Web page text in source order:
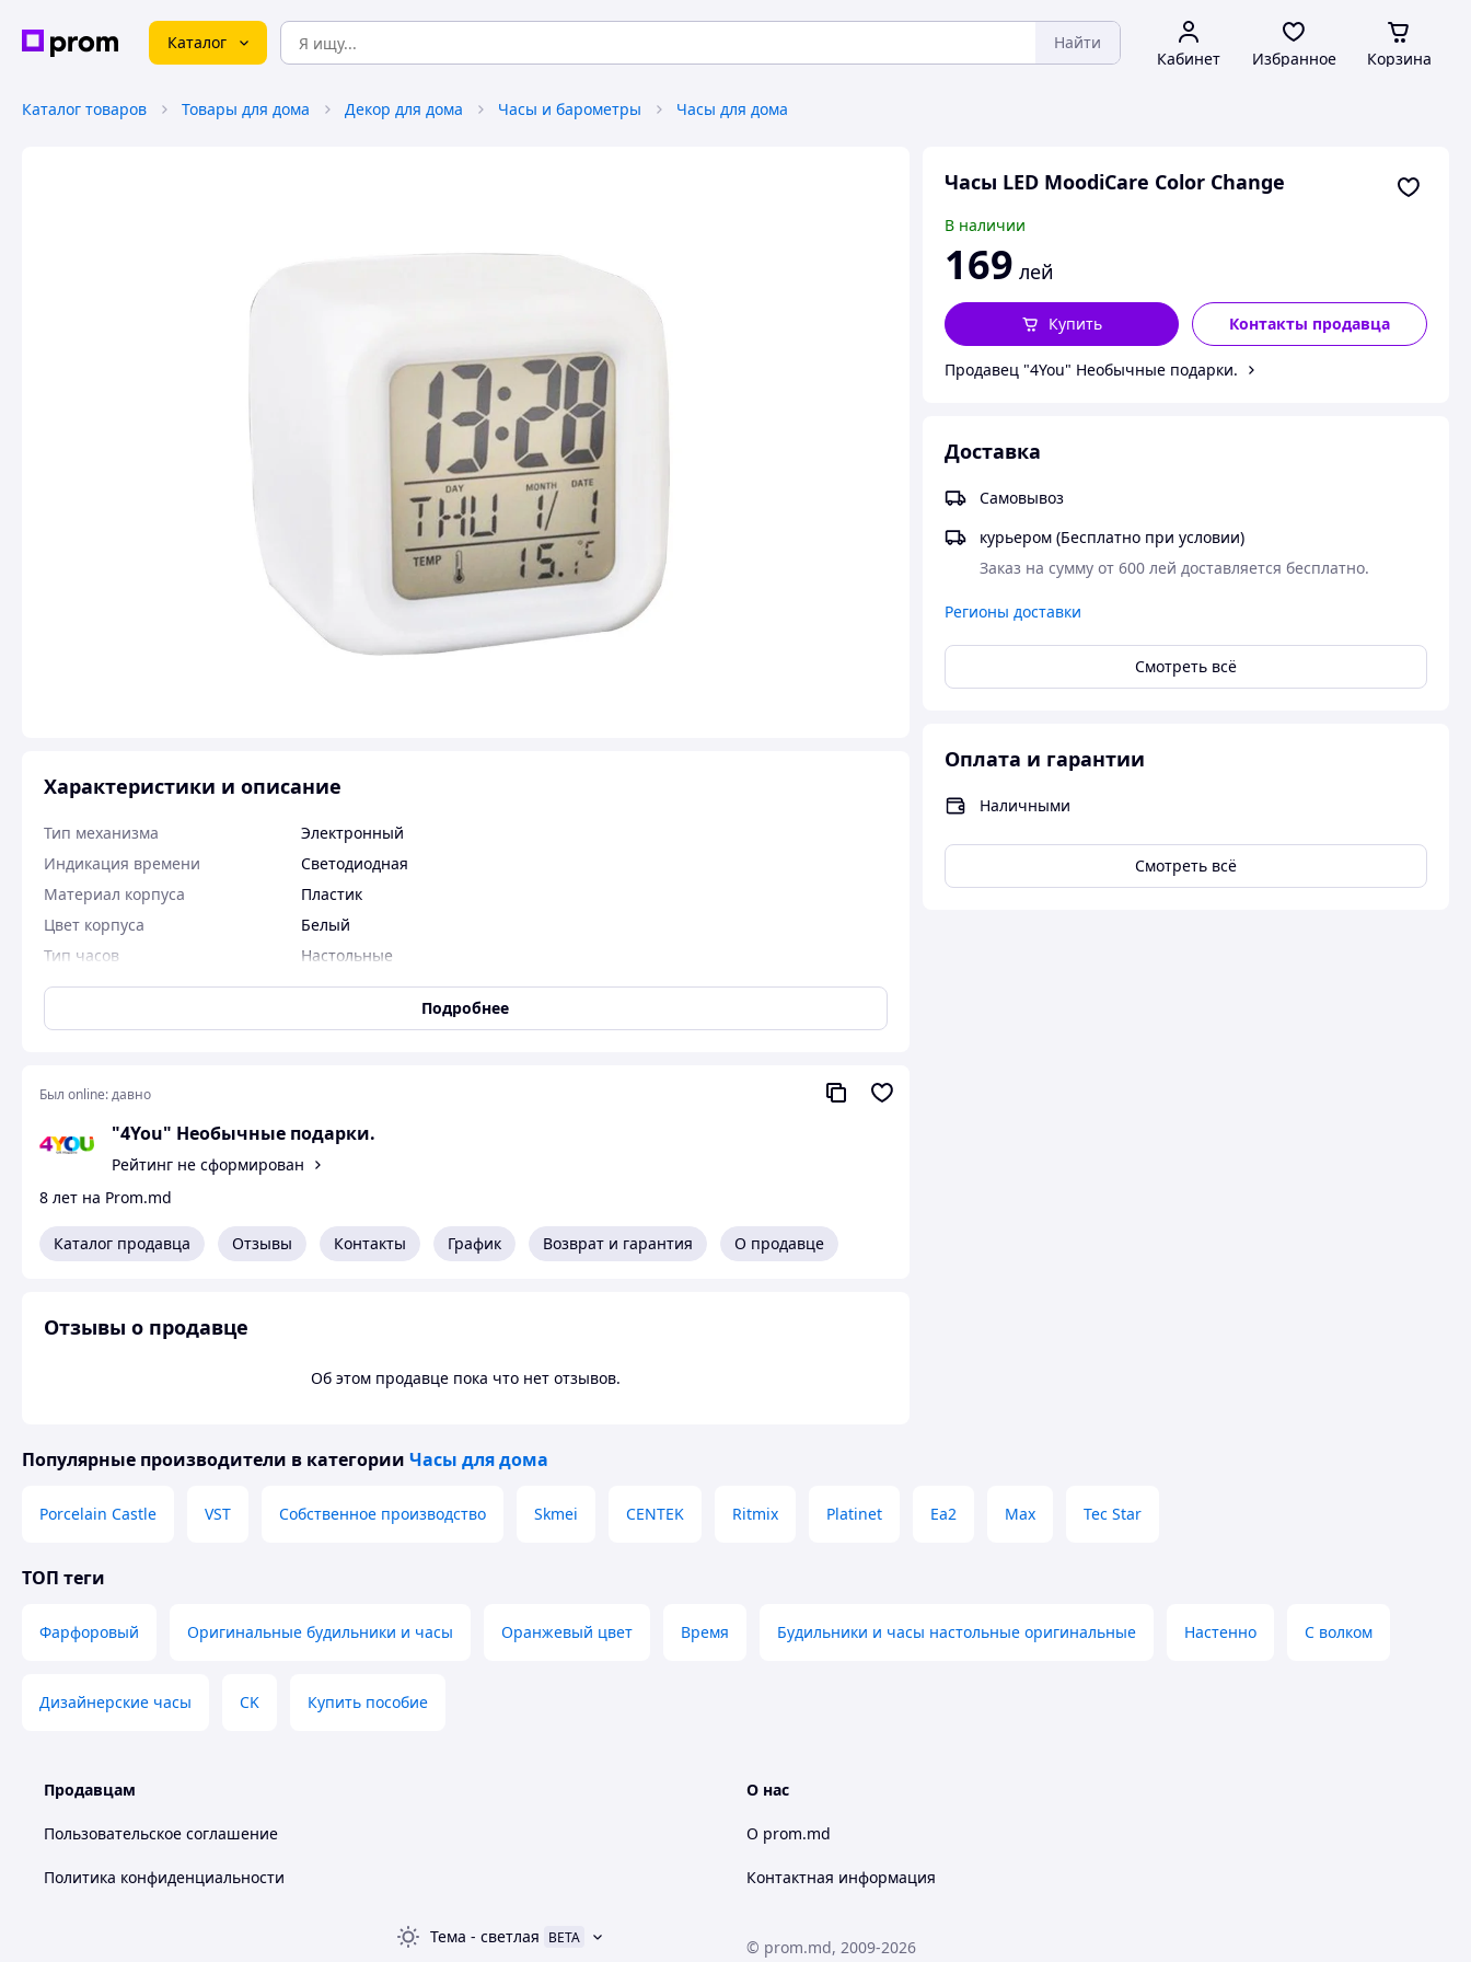
Каталог Найти
Кабинет Избранное Корзина
Каталог товаров Товары для дома Декор для дома Часы и барометры Часы для дома
Часы LED MoodiCare Color Change
В наличии
169 лей
Контакты продавца
Купить
Продавец "4You" Необычные подарки.
Доставка
Самовывоз
курьером (Бесплатно при условии)
Заказ на сумму от 600 лей доставляется бесплатно.
Регионы доставки
Смотреть всё
Оплата и гарантии
Наличными
Смотреть всё
Характеристики и описание
Тип механизма
Электронный
Индикация времени
Светодиодная
Материал корпуса
Пластик
Цвет корпуса
Белый
Тип часов
Настольные
MoodiCare Color Change Digital Alarm Clock - хороший подарок и удачный элемент в интерьере Вашего дома.
На протяжении многих лет ученые и исследователи разных стран мира пытались найти решение этой
организма. В последнее время цветотерапия начала повсеместно использоваться производителями в
различных гаждетах и устройствах.
Подробнее
Был online:давно
"4You" Необычные подарки.
Рейтинг не сформирован
8 лет на Prom.md
Каталог продавца Отзывы Контакты График Возврат и гарантия О продавце
Отзывы о продавце
Об этом продавце пока что нет отзывов.
Популярные производители в категории Часы для дома
Porcelain Castle VST Собственное производство Skmei CENTEK Ritmix Platinet Ea2 Max Tec Star
ТОП теги
Фарфоровый Оригинальные будильники и часы Оранжевый цвет Время Будильники и часы настольные оригинальные Настенно С волком
Дизайнерские часы CK Купить пособие
Продавцам
Пользовательское соглашение
Политика конфиденциальности
О нас
О prom.md
Контактная информация
Тема - светлая BETA © prom.md, 2009-2026